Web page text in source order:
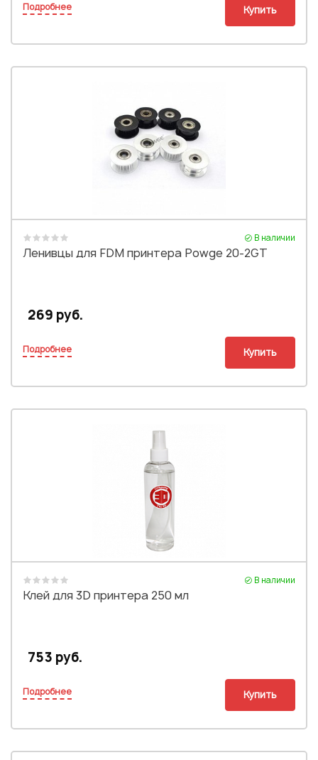
Подробнее Купить
В наличии
Ленивцы для FDM принтера Powge 20-2GT
269 руб.
Подробнее Купить
В наличии
Клей для 3D принтера 250 мл
753 руб.
Подробнее Купить